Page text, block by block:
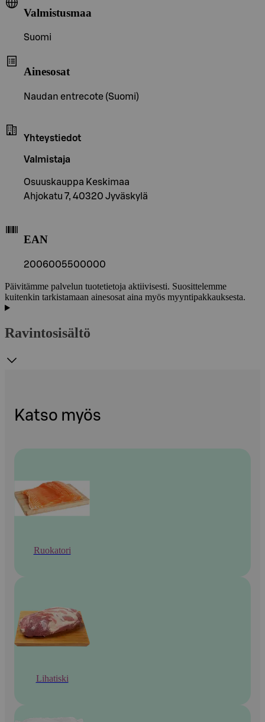
Valmistusmaa
Suomi
Ainesosat
Naudan entrecote (Suomi)
Yhteystiedot
Valmistaja
Osuuskauppa Keskimaa
Ahjokatu 7, 40320 Jyväskylä
EAN
2006005500000
Päivitämme palvelun tuotetietoja aktiivisesti. Suosittelemme
kuitenkin tarkistamaan ainesosat aina myös myyntipakkauksesta.
Ravintosisältö
Katso myös
Ruokatori
Lihatiski